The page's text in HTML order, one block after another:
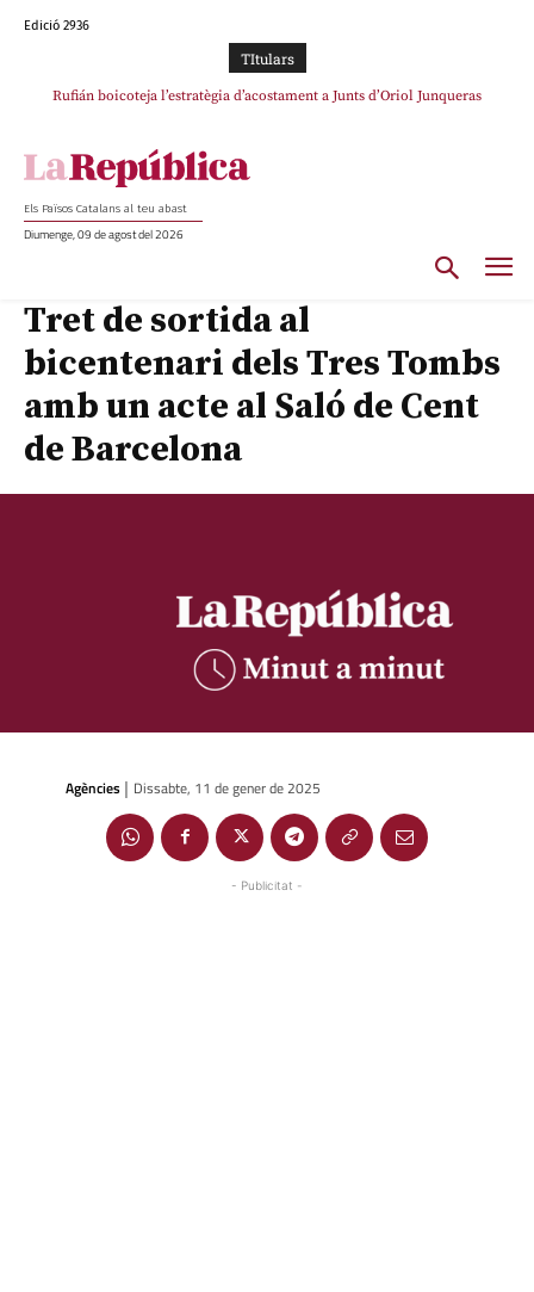
Edició 2936
TItulars
Rufián boicoteja l’estratègia d’acostament a Junts d’Oriol Junqueras
Els Països Catalans al teu abast
Diumenge, 09 de agost del 2026
Tret de sortida al
bicentenari dels Tres Tombs
amb un acte al Saló de Cent
de Barcelona
Agències | Dissabte, 11 de gener de 2025
- Publicitat -